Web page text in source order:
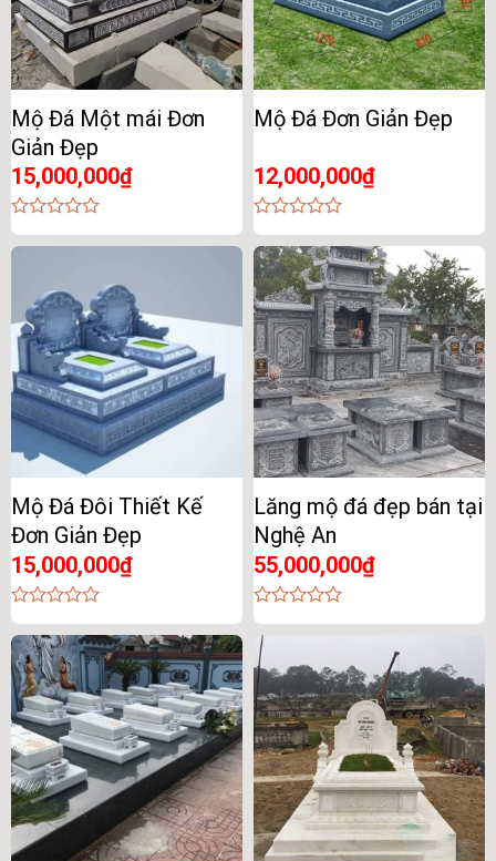
Mộ Đá Một mái Đơn
Giản Đẹp
15,000,000₫
0
out
Mộ Đá Đơn Giản Đẹp
12,000,000₫
0
out
of
5
Mộ Đá Đôi Thiết Kế
Đơn Giản Đẹp
15,000,000₫
0
out
of
5
Lăng mộ đá đẹp bán tại
Nghệ An
55,000,000₫
0
out
of
5